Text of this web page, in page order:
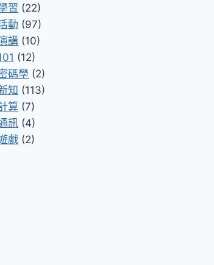
習 (22)
動 (97)
講 (10)
(12)
碼學 (2)
知 (113)
算 (7)
訊 (4)
戲 (2)